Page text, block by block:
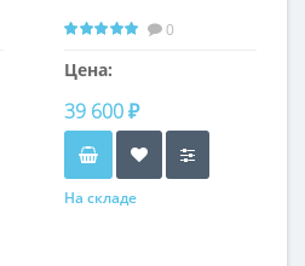
0
Цена:
39 600 ₽
На складе